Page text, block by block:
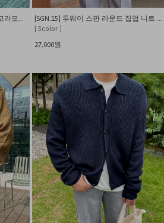
[ORD.01] 털빠짐없는 워셔블 앙고라모헤어 비스코스 니트 가디건
[SGN.15] 투웨이 스판 라운드 집업 니트 가디건
[ 5color ]
27,000원